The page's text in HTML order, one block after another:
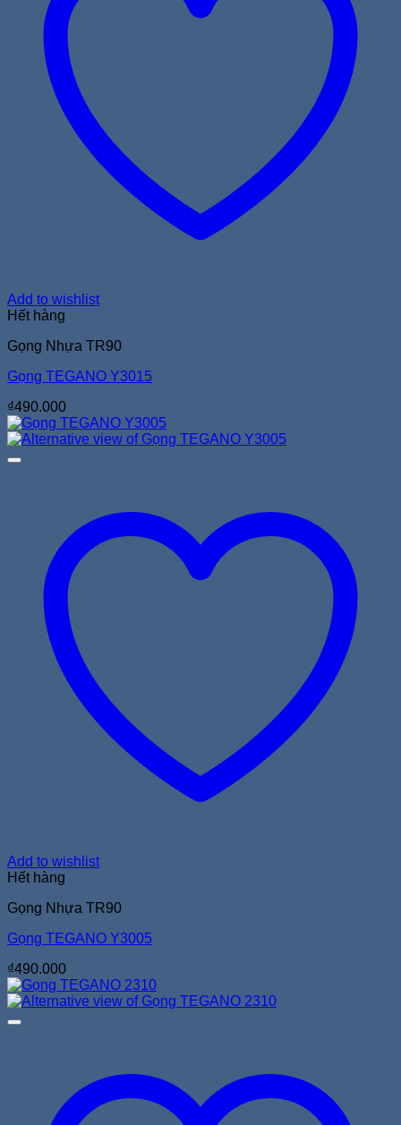
Add to wishlist
Hết hàng
Gọng Nhựa TR90
Gọng TEGANO Y3015
₫490.000
Add to wishlist
Hết hàng
Gọng Nhựa TR90
Gọng TEGANO Y3005
₫490.000